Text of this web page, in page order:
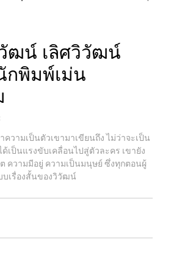
ฒน์ เลิศวิวัฒน์
กพิมพ์เม่น
ความเป็นตัวเขามาเขียนถึง ไม่ว่าจะเป็น
เป็นแรงขับเคลื่อนไปสู่ตัวละคร เขายัง
ความมีอยู่ ความเป็นมนุษย์ ซึ่งทุกตอนผู้
บเรื่องสั้นของวิวัฒน์